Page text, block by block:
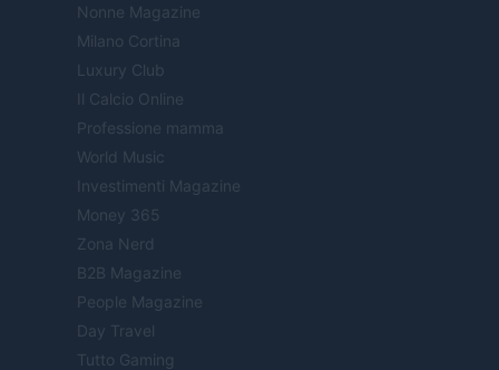
Nonne Magazine
Milano Cortina
Luxury Club
Il Calcio Online
Professione mamma
World Music
Investimenti Magazine
Money 365
Zona Nerd
B2B Magazine
People Magazine
Day Travel
Tutto Gaming